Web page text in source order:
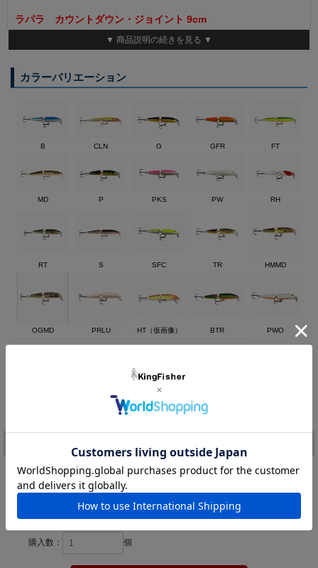
ラパラ カウントダウン・ジョイント 9cm
伝説のルアー、数量限定復刻！
ラパラ伝統の弱った魚が泳ぐアクションで、トップからボトムま
限界が高い。
北海道のイトウ、全国各地でのシーバスなどに最適です。
▼ 商品説明の続きを見る ▼
カラーバリエーション
B CLN G GFR FT
MD P PKS PW RH
RT S SFC TR HMMD
OGMD PRLU HT（仮画像） BTR PWO
SMLO
[ポイント還元 35ポイント～]
カラー：
在庫:－
購入数： 個